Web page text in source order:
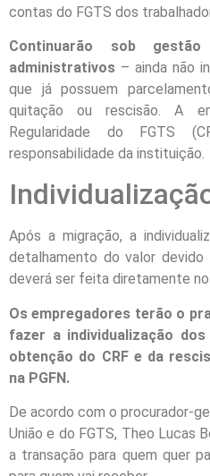
contas do FGTS dos
Continuarão sob
administrativos – ainda não
que já possuem
quitação ou rescisão. A
Regularidade do FGTS
responsabilidade da instituição.
Após a migração, a
detalhamento do valor devido
deverá ser feita diretamente no
Os empregadores terão o
fazer a individualização
obtenção do CRF e da
na PGFN.
De acordo com o procurador-
União e do FGTS, Theo Lucas
a transação para quem quer